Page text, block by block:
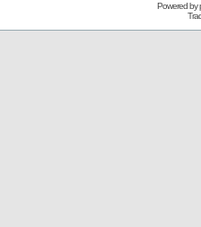
Powered by